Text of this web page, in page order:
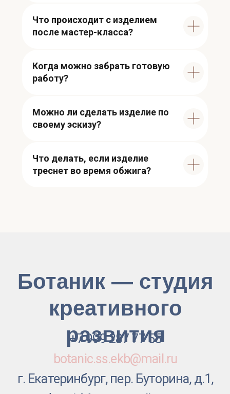
Что происходит с изделием
после мастер-класса?
Когда можно забрать готовую
работу?
Можно ли сделать изделие по
своему эскизу?
Что делать, если изделие
треснет во время обжига?